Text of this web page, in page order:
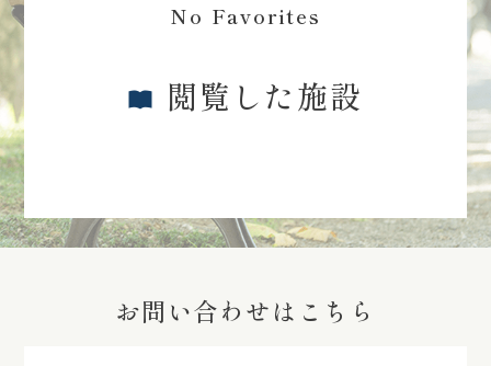
No Favorites
閲覧した施設
お問い合わせはこちら